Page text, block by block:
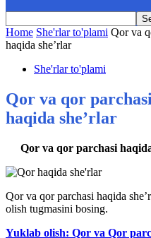
Home She'rlar to'plami Qor va
haqida she’rlar
She'rlar to'plami
Qor va qor
haqida she’rlar
Qor va qor parchasi
Qor va qor parchasi haqida
olish tugmasini bosing.
Yuklab olish: Qor va Qor